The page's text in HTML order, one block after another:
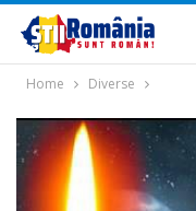
Home Diverse